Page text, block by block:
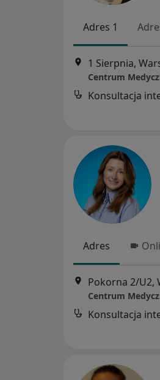
Adres 1
1 Sierpnia,
Konsultacja
Adres
Pokorna 2/U2,
Centrum
Konsultacja